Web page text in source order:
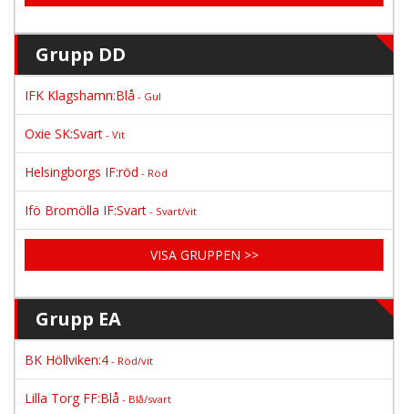
Grupp DD
IFK Klagshamn:Blå - Gul
Oxie SK:Svart - Vit
Helsingborgs IF:röd - Röd
Ifö Bromölla IF:Svart - Svart/vit
VISA GRUPPEN >>
Grupp EA
BK Höllviken:4 - Röd/vit
Lilla Torg FF:Blå - Blå/svart